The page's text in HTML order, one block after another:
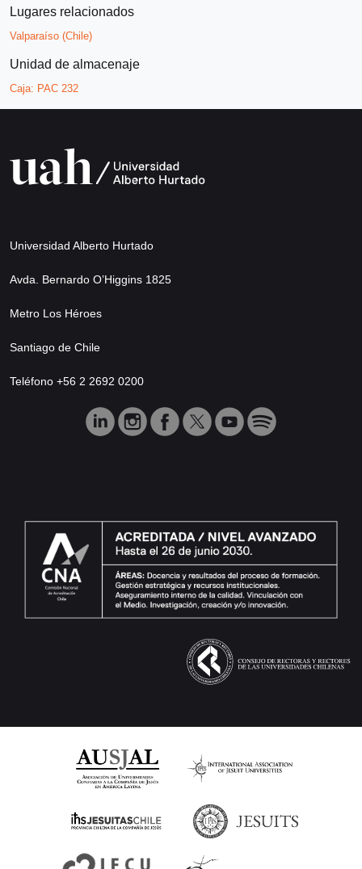
Lugares relacionados
Valparaíso (Chile)
Unidad de almacenaje
Caja: PAC 232
Universidad Alberto Hurtado
Avda. Bernardo O’Higgins 1825
Metro Los Héroes
Santiago de Chile
Teléfono +56 2 2692 0200